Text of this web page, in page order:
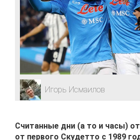
Игорь Исмаилов
Считанные дни (а то и часы)
от первого Скудетто с 1989